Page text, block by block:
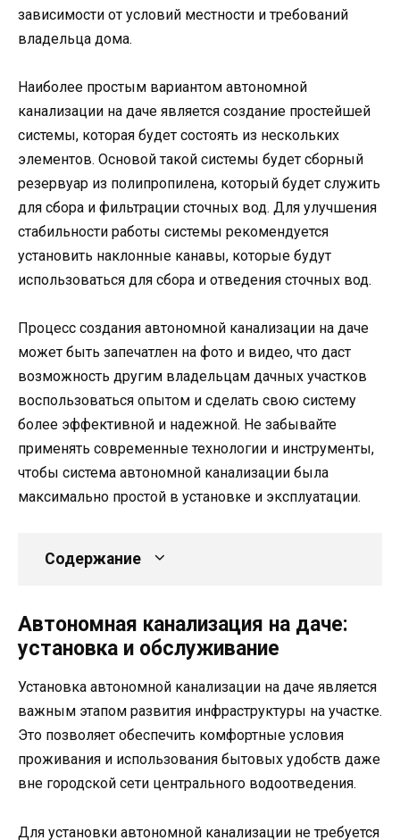
зависимости от условий местности и требований
владельца дома.
Наиболее простым вариантом автономной
канализации на даче является создание простейшей
системы, которая будет состоять из нескольких
элементов. Основой такой системы будет сборный
резервуар из полипропилена, который будет служить
для сбора и фильтрации сточных вод. Для улучшения
стабильности работы системы рекомендуется
установить наклонные канавы, которые будут
использоваться для сбора и отведения сточных вод.
Процесс создания автономной канализации на даче
может быть запечатлен на фото и видео, что даст
возможность другим владельцам дачных участков
воспользоваться опытом и сделать свою систему
более эффективной и надежной. Не забывайте
применять современные технологии и инструменты,
чтобы система автономной канализации была
максимально простой в установке и эксплуатации.
Содержание
Автономная канализация на даче:
установка и обслуживание
Установка автономной канализации на даче является
важным этапом развития инфраструктуры на участке.
Это позволяет обеспечить комфортные условия
проживания и использования бытовых удобств даже
вне городской сети центрального водоотведения.
Для установки автономной канализации не требуется